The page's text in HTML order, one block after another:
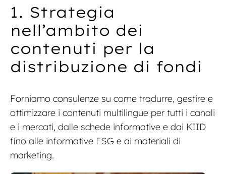
1. Strategia
nell’ambito dei
contenuti per la
distribuzione di fondi
Forniamo consulenze su come tradurre, gestire e
ottimizzare i contenuti multilingue per tutti i canali
e i mercati, dalle schede informative e dai KIID
fino alle informative ESG e ai materiali di
marketing.